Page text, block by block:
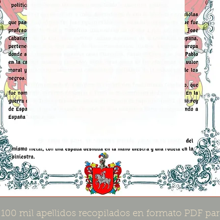
100 mil apellidos recopilados en formato PDF